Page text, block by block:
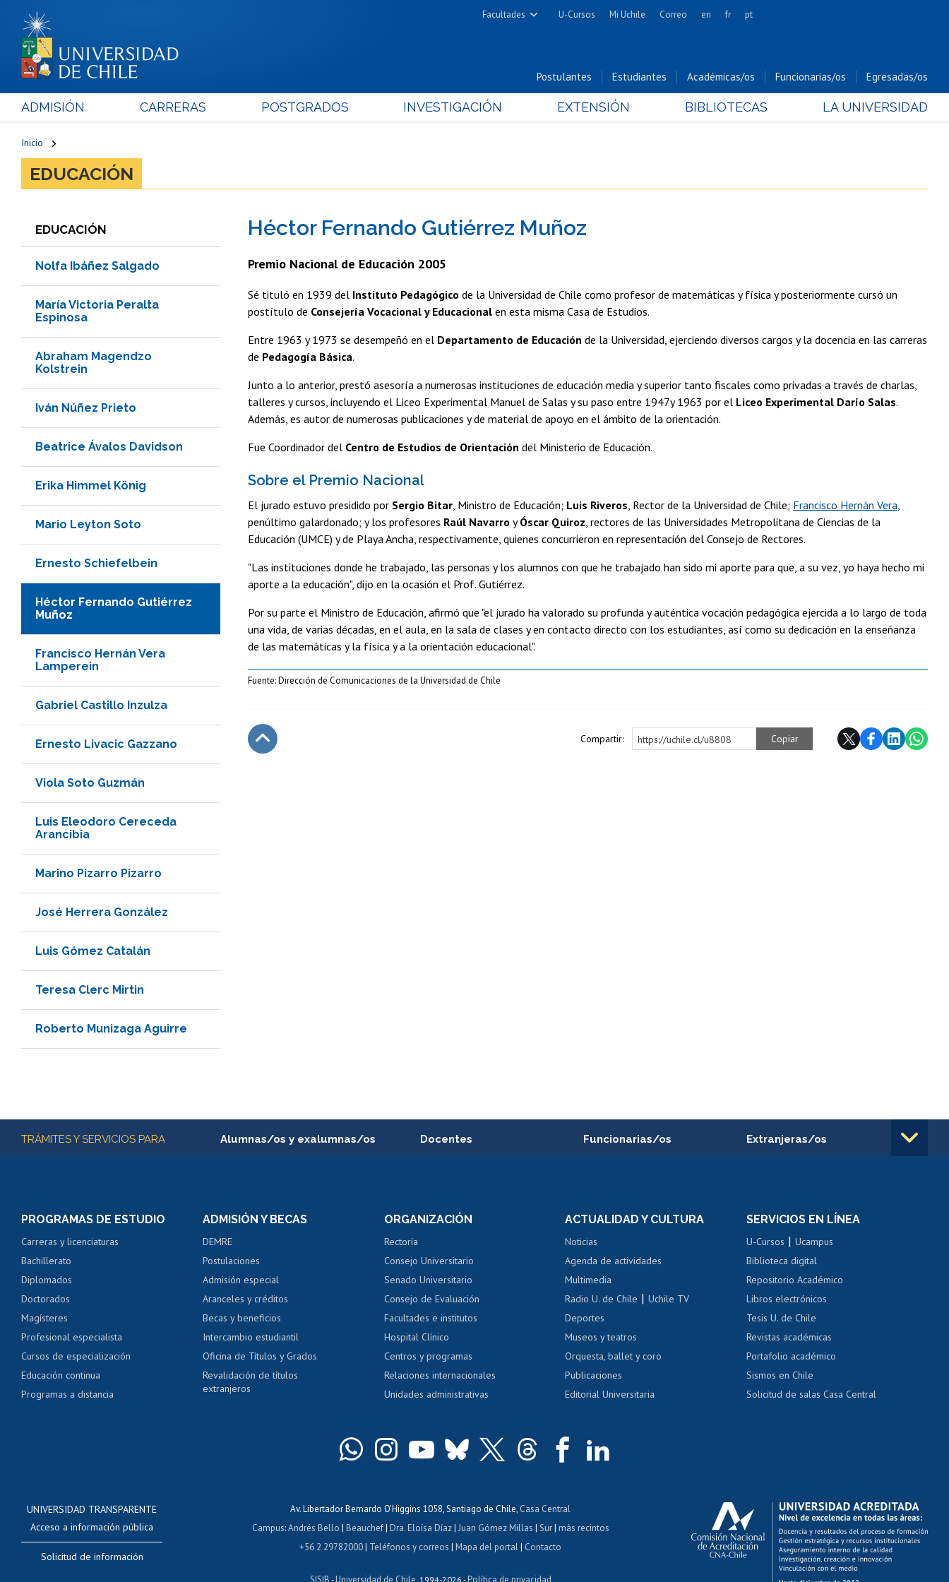
Facultades
Cs. Físicas y Matemáticas
Cs. Forestales y Conservación
Cs. Químicas y Farmacéuticas
Cs. Sociales
Estudios Avanzados en Educación
U-Cursos Mi Uchile Correo en fr pt
Postulantes Estudiantes Académicas/os Funcionarias/os Egresadas/os
ADMISIÓN CARRERAS POSTGRADOS INVESTIGACIÓN EXTENSIÓN BIBLIOTECAS LA UNIVERSIDAD
Inicio
EDUCACIÓN
EDUCACIÓN
Nolfa Ibáñez Salgado
María Victoria Peralta
Espinosa
Abraham Magendzo
Kolstrein
Iván Núñez Prieto
Beatrice Ávalos Davidson
Erika Himmel König
Mario Leyton Soto
Ernesto Schiefelbein
Héctor Fernando Gutiérrez
Muñoz
Francisco Hernán Vera
Lamperein
Gabriel Castillo Inzulza
Ernesto Livacic Gazzano
Viola Soto Guzmán
Luis Eleodoro Cereceda
Arancibia
Marino Pizarro Pizarro
José Herrera González
Luis Gómez Catalán
Teresa Clerc Mirtin
Roberto Munizaga Aguirre
Héctor Fernando Gutiérrez Muñoz
Premio Nacional de Educación 2005
Sé tituló en 1939 del Instituto Pedagógico de la Universidad de Chile como profesor de matemáticas y física y posteriormente cursó un
postítulo de Consejería Vocacional y Educacional en esta misma Casa de Estudios.
Entre 1963 y 1973 se desempeñó en el Departamento de Educación de la Universidad, ejerciendo diversos cargos y la docencia en las carreras
de Pedagogía Básica.
Junto a lo anterior, prestó asesoría a numerosas instituciones de educación media y superior tanto fiscales como privadas a través de charlas,
talleres y cursos, incluyendo el Liceo Experimental Manuel de Salas y su paso entre 1947y 1963 por el Liceo Experimental Darío Salas.
Además, es autor de numerosas publicaciones y de material de apoyo en el ámbito de la orientación.
Fue Coordinador del Centro de Estudios de Orientación del Ministerio de Educación.
Sobre el Premio Nacional
El jurado estuvo presidido por Sergio Bitar, Ministro de Educación; Luis Riveros, Rector de la Universidad de Chile; Francisco Hernán Vera,
penúltimo galardonado; y los profesores Raúl Navarro yÓscar Quiroz, rectores de las Universidades Metropolitana de Ciencias de la
Educación (UMCE) y de Playa Ancha, respectivamente, quienes concurrieron en representación del Consejo de Rectores.
"Las instituciones donde he trabajado, las personas y los alumnos con que he trabajado han sido mi aporte para que, a su vez, yo haya hecho mi
aporte a la educación", dijo en la ocasión el Prof. Gutiérrez.
Por su parte el Ministro de Educación, afirmó que "el jurado ha valorado su profunda y auténtica vocación pedagógica ejercida a lo largo de toda
una vida, de varias décadas, en el aula, en la sala de clases y en contacto directo con los estudiantes, así como su dedicación en la enseñanza
de las matemáticas y la física y a la orientación educacional".
Fuente: Dirección de Comunicaciones de la Universidad de Chile
Compartir: https://uchile.cl/u8808 Copiar
Más información
TRÁMITES Y SERVICIOS PARA Alumnas/os y exalumnas/os
Servicio médico y dental
Pago de arancel y crédito alumnos
Pago de arancel y crédito exalumnos
Certificado de títulos y grados
Docentes
Perfeccionamiento
Evaluación docente
Calificación académica
Postulación al AUCAI
Funcionarias/os
Portal de movilidad interna
Certificado de renta
Certificado de renta
Extranjeras/os
Cursos de español
Mi Uchile Ayuda tecnológica Tarjeta TUI Acoso laboral, sexual y violencia Denuncias administrativas
PROGRAMAS DE ESTUDIO
Carreras y licenciaturas
Bachillerato
Diplomados
Doctorados
Magísteres
Profesional especialista
Cursos de especialización
Educación continua
Programas a distancia
ADMISIÓN Y BECAS
DEMRE
Postulaciones
Admisión especial
Aranceles y créditos
Becas y beneficios
Intercambio estudiantil
Oficina de Títulos y Grados
Revalidación de títulos
extranjeros
ORGANIZACIÓN
Rectoría
Consejo Universitario
Senado Universitario
Consejo de Evaluación
Facultades e institutos
Hospital Clínico
Centros y programas
Relaciones internacionales
Unidades administrativas
ACTUALIDAD Y CULTURA
Noticias
Agenda de actividades
Multimedia
Radio U. de Chile |Uchile TV
Deportes
Museos y teatros
Orquesta, ballet y coro
Publicaciones
Editorial Universitaria
SERVICIOS EN LÍNEA
U-Cursos |Ucampus
Biblioteca digital
Repositorio Académico
Libros electrónicos
Tesis U. de Chile
Revistas académicas
Portafolio académico
Sismos en Chile
Solicitud de salas Casa Central
UNIVERSIDAD TRANSPARENTE
Acceso a información pública
Solicitud de información
Av. Libertador Bernardo O'Higgins 1058, Santiago de Chile, Casa Central
Campus:Andrés Bello | Beauchef| Dra. Eloísa Díaz| Juan Gómez Millas | Sur| más recintos
+56 2 29782000| Teléfonos y correos |Mapa del portal| Contacto
SISIB -Universidad de Chile , 1994-2026 -Política de privacidad